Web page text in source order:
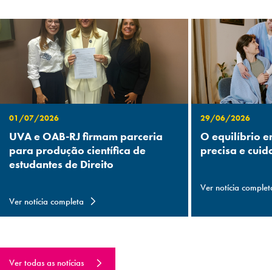
01/07/2026
UVA e OAB-RJ firmam parceria
para produção científica de
estudantes de Direito
Ver notícia completa
29/06/2026
O equilíbrio
precisa e
Ver notícia
Ver todas as notícias